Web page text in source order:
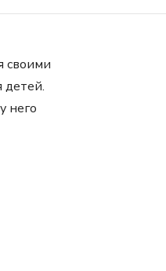
своими
детей.
него